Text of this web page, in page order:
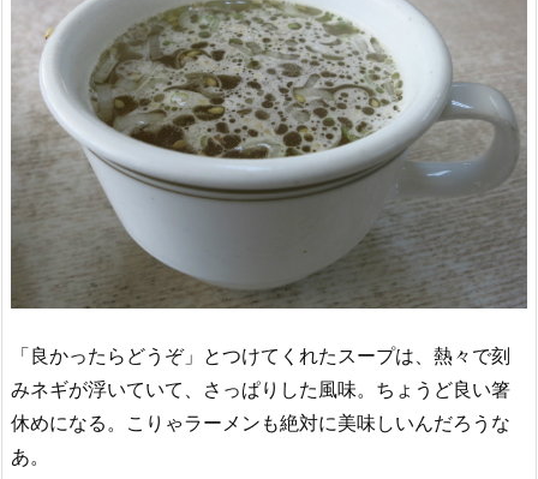
「良かったらどうぞ」とつけてくれたスープは、熱々で刻
みネギが浮いていて、さっぱりした風味。ちょうど良い箸
休めになる。こりゃラーメンも絶対に美味しいんだろうな
あ。